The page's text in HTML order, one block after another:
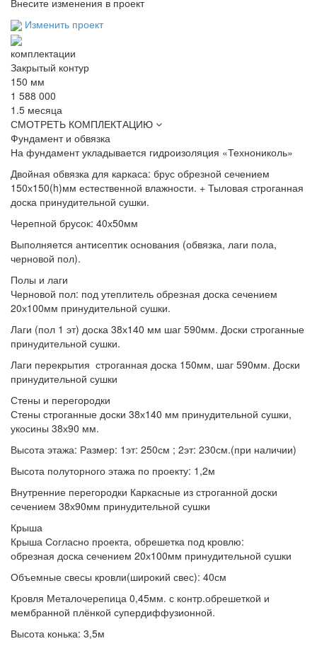
Внесите изменения в проект
Изменить проект
комплектации
Закрытый контур
150 мм
1 588 000
1.5 месяца
СМОТРЕТЬ КОМПЛЕКТАЦИЮ
Фундамент и обвязка
На фундаментукладывается гидроизоляция «Технониколь»
Двойная обвязка для каркаса: брус обрезной сечением
150х150(h)мм естественной влажности. + Тыловая строганная
доска принудительной сушки.
Черепной брусок: 40х50мм
Выполняется антисептик основания (обвязка, лаги пола,
черновой пол).
Полы и лаги
Черновой пол: под утеплитель обрезная доска сечением
20х100мм принудительной сушки.
Лаги (пол 1 эт) доска 38х140 мм шаг 590мм. Доски строганные
принудительной сушки.
Лаги перекрытия строганная доска 150мм, шаг 590мм. Доски
принудительной сушки
Стены и перегородки
Стены строганные доски 38х140 мм принудительной сушки,
укосины 38х90 мм.
Высота этажа: Размер: 1эт: 250см ; 2эт: 230см.(при наличии)
Высота полуторного этажа по проекту: 1,2м
Внутренние перегородки Каркасные из строганной доски
сечением 38х90мм принудительной сушки
Крыша
Крыша Согласно проекта, обрешетка под кровлю:
обрезная доска сечением 20х100мм принудительной сушки
Объемные свесы кровли(широкий свес): 40см
Кровля Металочерепица 0,45мм. с контр.обрешеткой и
мембранной плёнкой супердиффузионной.
Высота конька: 3,5м